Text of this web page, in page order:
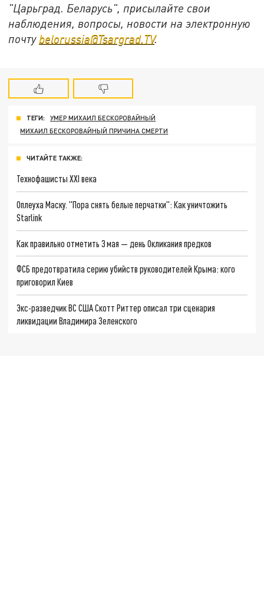
"Царьград. Беларусь", присылайте свои
наблюдения, вопросы, новости на электронную
почту belorussia@Tsargrad.TV.
ТЕГИ:
УМЕР МИХАИЛ БЕСКОРОВАЙНЫЙ
МИХАИЛ БЕСКОРОВАЙНЫЙ ПРИЧИНА СМЕРТИ
ЧИТАЙТЕ ТАКЖЕ:
Технофашисты XXI века
Оплеуха Маску. "Пора снять белые перчатки": Как уничтожить
Starlink
Как правильно отметить 3 мая — день Окликания предков
ФСБ предотвратила серию убийств руководителей Крыма: кого
приговорил Киев
Экс-разведчик ВС США Скотт Риттер описал три сценария
ликвидации Владимира Зеленского